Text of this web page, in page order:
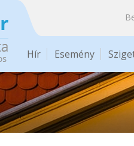
Hír Esemény